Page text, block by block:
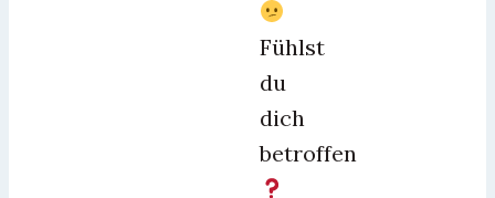
Fühlst
du
dich
betroffen